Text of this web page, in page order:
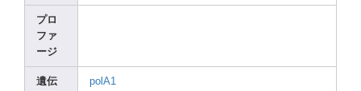
プロ
ファ
ージ
遺伝
polA1